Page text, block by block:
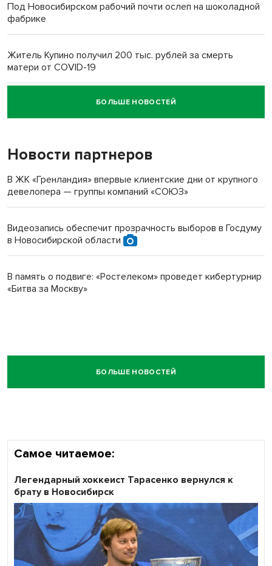
Под Новосибирском рабочий почти ослеп на шоколадной
фабрике
Житель Купино получил 200 тыс. рублей за смерть
матери от COVID-19
Новосибирский суд наказал водителя за смерть
пенсионерки на вокзале
БОЛЬШЕ НОВОСТЕЙ
Новости партнеров
В ЖК «Гренландия» впервые клиентские дни от крупного
девелопера — группы компаний «СОЮЗ»
Видеозапись обеспечит прозрачность выборов в Госдуму
в Новосибирской области
В память о подвиге: «Ростелеком» проведет кибертурнир
«Битва за Москву»
БОЛЬШЕ НОВОСТЕЙ
Самое читаемое:
Легендарный хоккеист Тарасенко вернулся к
брату в Новосибирск